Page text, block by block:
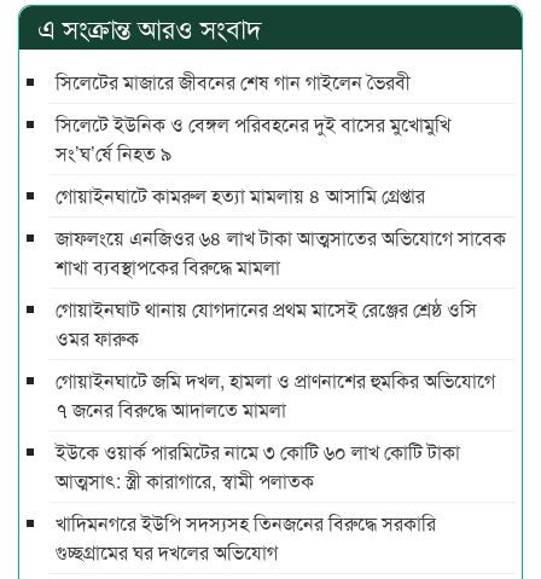
এ সংক্রান্ত আরও সংবাদ
সিলেটের মাজারে জীবনের শেষ গান গাইলেন ভৈরবী
সিলেটে ইউনিক ও বেঙ্গল পরিবহনের দুই বাসের মুখোমুখি
সং’ঘ’র্ষে নিহত ৯
গোয়াইনঘাটে কামরুল হত্যা মামলায় ৪ আসামি গ্রেপ্তার
জাফলংয়ে এনজিওর ৬৪ লাখ টাকা আত্মসাতের অভিযোগে সাবেক
শাখা ব্যবস্থাপকের বিরুদ্ধে মামলা
গোয়াইনঘাট থানায় যোগদানের প্রথম মাসেই রেঞ্জের শ্রেষ্ঠ ওসি
ওমর ফারুক
গোয়াইনঘাটে জমি দখল, হামলা ও প্রাণনাশের হুমকির অভিযোগে
৭ জনের বিরুদ্ধে আদালতে মামলা
ইউকে ওয়ার্ক পারমিটের নামে ৩ কোটি ৬০ লাখ কোটি টাকা
আত্মসাৎ: স্ত্রী কারাগারে, স্বামী পলাতক
খাদিমনগরে ইউপি সদস্যসহ তিনজনের বিরুদ্ধে সরকারি
গুচ্ছগ্রামের ঘর দখলের অভিযোগ